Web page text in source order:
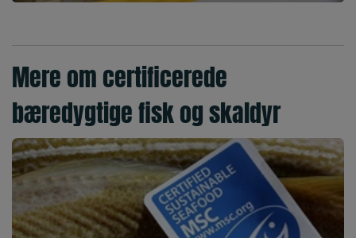
Mere om certificerede
bæredygtige fisk og skaldyr